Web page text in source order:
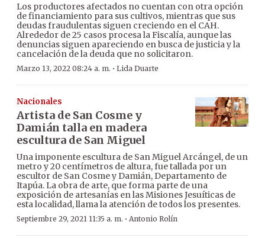
Los productores afectados no cuentan con otra opción
de financiamiento para sus cultivos, mientras que sus
deudas fraudulentas siguen creciendo en el CAH.
Alrededor de 25 casos procesa la Fiscalía, aunque las
denuncias siguen apareciendo en busca de justicia y la
cancelación de la deuda que no solicitaron.
Marzo 13, 2022 08:24 a. m. · Lida Duarte
Nacionales
Artista de San Cosme y
Damián talla en madera
escultura de San Miguel
Una imponente escultura de San Miguel Arcángel, de un
metro y 20 centímetros de altura, fue tallada por un
escultor de San Cosme y Damián, Departamento de
Itapúa. La obra de arte, que forma parte de una
exposición de artesanías en las Misiones Jesuíticas de
esta localidad, llama la atención de todos los presentes.
Septiembre 29, 2021 11:35 a. m. · Antonio Rolín